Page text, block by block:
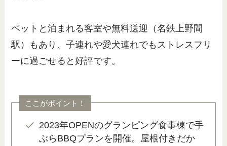
ペットと泊まれる客室や無料送迎（名鉄上野間
駅）もあり、子連れや愛犬連れでもストレスフリ
ーに過ごせると好評です。
ここがポイント！
2023年OPENのグランピング食事棟で手
ぶらBBQプランを開催。屋根付きだか